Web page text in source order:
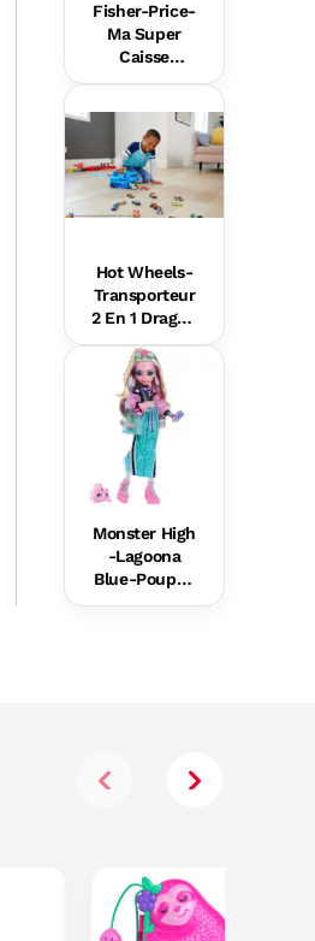
Fisher-Price-
Ma Super
Caisse
Enregistreus
Éveil
Hot Wheels-
Transporteur
2 En 1 Dragon
s Hot Wheels
City
Monster High
-Lagoona
Blue-Poupée
Avec